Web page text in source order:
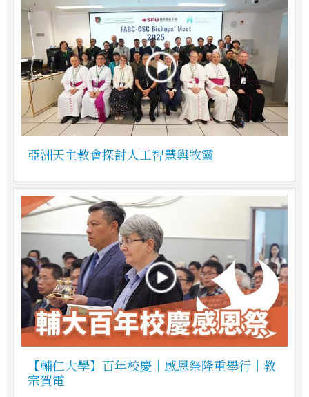
亞洲天主教會探討人工智慧與牧靈
【輔仁大學】百年校慶｜感恩祭隆重舉行｜教
宗賀電